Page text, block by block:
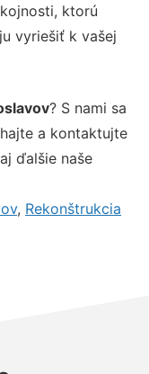
ktorú
vyriešiť k vašej
? S nami sa
a kontaktujte
ďalšie naše
, Rekonštrukcia